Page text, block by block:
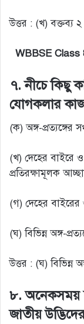
উত্তর : (খ) বক্তব্য
WBBSE Class
৭. নীচে কিছু
যোগকলার
(ক) অঙ্গ-প্রত্যঙ্গের
(খ) দেহের বাইরে
প্রতিরক্ষামূলক
(গ) দেহের
(ঘ) বিভিন্ন অঙ্গ-
উত্তর : (ঘ) বিভিন্ন
৮. অনেকসময়
জাতীয়